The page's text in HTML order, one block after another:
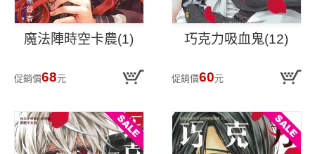
魔法陣時空卡農(1)
促銷價68元
巧克力吸血鬼(12)
促銷價60元